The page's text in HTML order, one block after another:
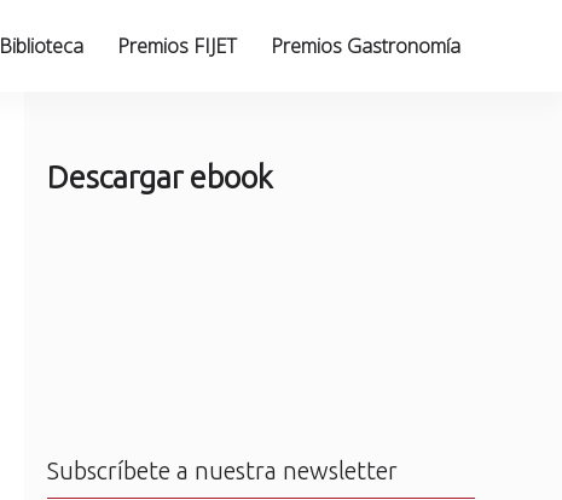
Biblioteca Premios FIJET Premios Gastronomía
Descargar ebook
Subscríbete a nuestra newsletter